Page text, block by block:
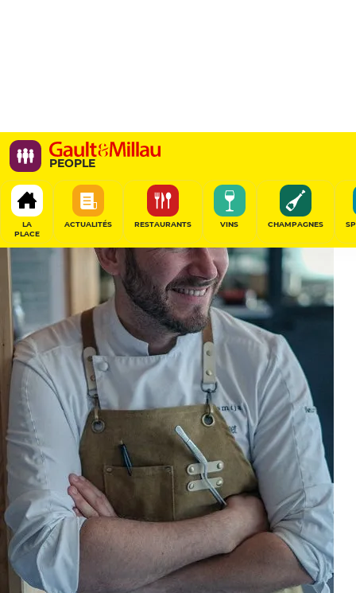
PEOPLE
LA
PLACE
ACTUALITÉS RESTAURANTS VINS CHAMPAGNES